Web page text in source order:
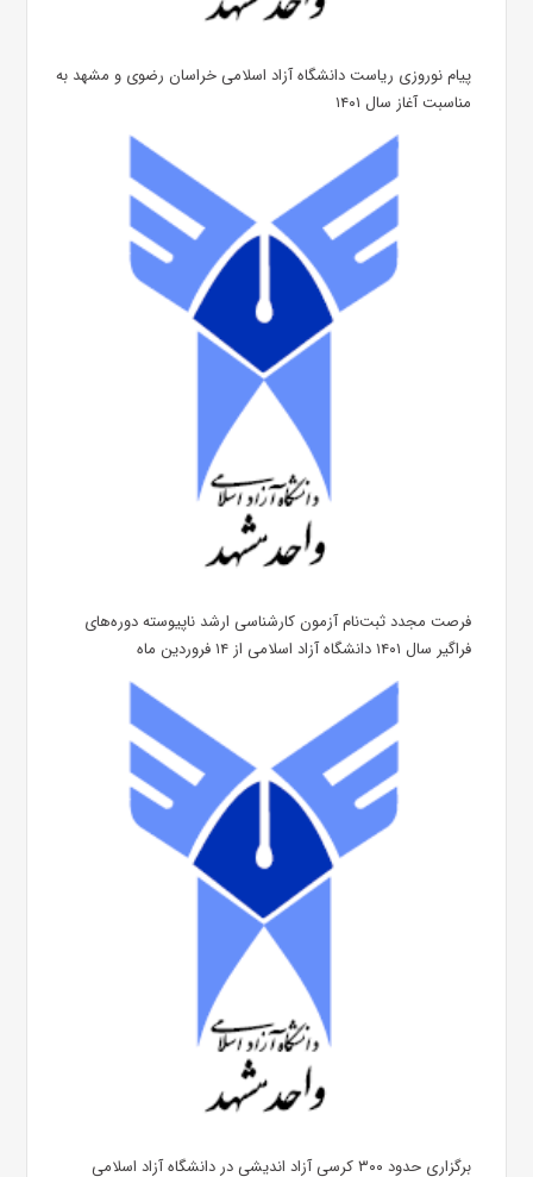
پیام نوروزی ریاست دانشگاه آزاد اسلامی خراسان رضوی و مشهد به
مناسبت آغاز سال ۱۴۰۱
فرصت مجدد ثبت‌نام آزمون کارشناسی ارشد ناپیوسته دوره‌های
فراگیر سال ۱۴۰۱ دانشگاه آزاد اسلامی از ۱۴ فروردین ماه
برگزاری حدود ۳۰۰ کرسی آزاد اندیشی در دانشگاه آزاد اسلامی